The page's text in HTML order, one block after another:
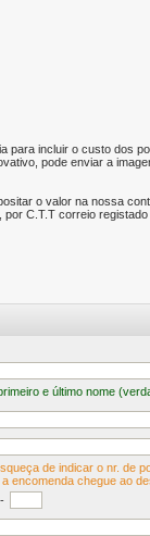
para incluir o custo dos
pode enviar a
o valor na nossa
C.T.T correio
e último nome
de indicar o nr. de
encomenda chegue ao
-